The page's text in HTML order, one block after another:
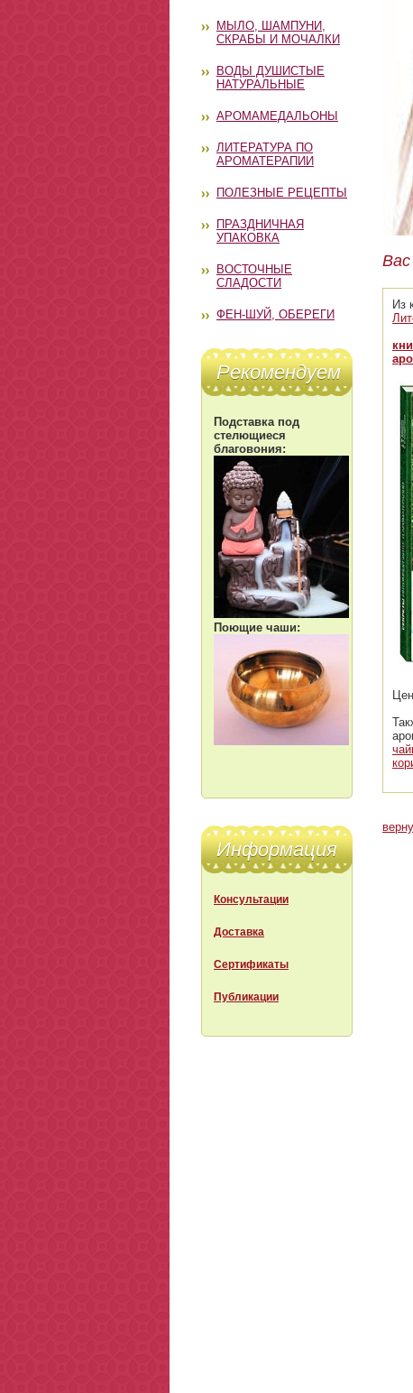
МЫЛО, ШАМПУНИ,
СКРАБЫ И МОЧАЛКИ
ВОДЫ ДУШИСТЫЕ
НАТУРАЛЬНЫЕ
АРОМАМЕДАЛЬОНЫ
ЛИТЕРАТУРА ПО
АРОМАТЕРАПИИ
ПОЛЕЗНЫЕ РЕЦЕПТЫ
ПРАЗДНИЧНАЯ
УПАКОВКА
ВОСТОЧНЫЕ
СЛАДОСТИ
ФЕН-ШУЙ, ОБЕРЕГИ
Рекомендуем
Подставка под
стелющиеся
благовония:
Поющие чаши:
Информация
Консультации
Доставка
Сертификаты
Публикации
Из